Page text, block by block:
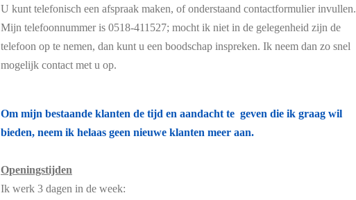
U kunt telefonisch een afspraak maken, of onderstaand contactformulier invullen.
Mijn telefoonnummer is 0518-411527; mocht ik niet in de gelegenheid zijn de
telefoon op te nemen, dan kunt u een boodschap inspreken. Ik neem dan zo snel
mogelijk contact met u op.
Om mijn bestaande klanten de tijd en aandacht te geven die ik graag wil
bieden, neem ik helaas geen nieuwe klanten meer aan.
Openingstijden
Ik werk 3 dagen in de week: